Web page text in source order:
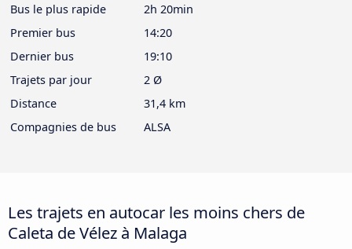
Bus le plus rapide
2h 20min
Premier bus
14:20
Dernier bus
19:10
Trajets par jour
2 Ø
Distance
31,4 km
Compagnies de bus
ALSA
Les trajets en autocar les moins chers de
Caleta de Vélez à Malaga